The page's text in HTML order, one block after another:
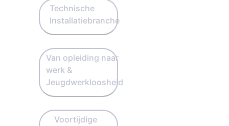
Technische
Installatiebranche
Van opleiding naar
werk &
Jeugdwerkloosheid
Voortijdige